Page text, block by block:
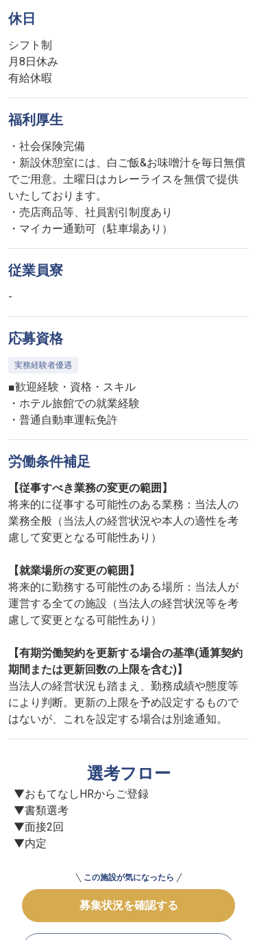
休日
シフト制
月8日休み
有給休暇
福利厚生
・社会保険完備
・新設休憩室には、白ご飯&お味噌汁を毎日無償
でご用意。土曜日はカレーライスを無償で提供
いたしております。
・売店商品等、社員割引制度あり
・マイカー通勤可（駐車場あり）
従業員寮
-
応募資格
実務経験者優遇
■歓迎経験・資格・スキル
・ホテル旅館での就業経験
・普通自動車運転免許
労働条件補足
【従事すべき業務の変更の範囲】
将来的に従事する可能性のある業務：当法人の
業務全般（当法人の経営状況や本人の適性を考
慮して変更となる可能性あり）
【就業場所の変更の範囲】
将来的に勤務する可能性のある場所：当法人が
運営する全ての施設（当法人の経営状況等を考
慮して変更となる可能性あり）
【有期労働契約を更新する場合の基準(通算契約
期間または更新回数の上限を含む)】
当法人の経営状況も踏まえ、勤務成績や態度等
により判断。更新の上限を予め設定するもので
はないが、これを設定する場合は別途通知。
選考フロー
▼おもてなしHRからご登録
▼書類選考
▼面接2回
▼内定
この施設が気になったら
募集状況を確認する